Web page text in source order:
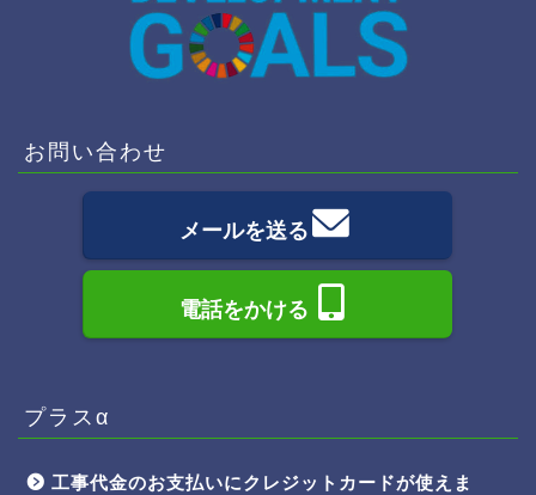
お問い合わせ
メールを送る
電話をかける
プラスα
工事代金のお支払いにクレジットカードが使えま